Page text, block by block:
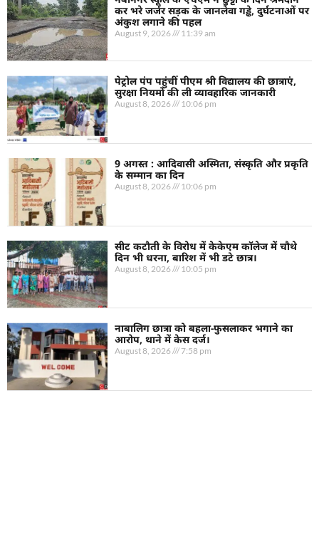
कर भरे जर्जर सड़क के जानलेवा गड्ढे, दुर्घटनाओं पर
अंकुश लगाने की पहल
August 9, 2026 11:39 am
पेट्रोल पंप पहुंचीं पीएम श्री विद्यालय की छात्राएं,
सुरक्षा नियमों की ली व्यावहारिक जानकारी
August 8, 2026 10:06 pm
9 अगस्त : आदिवासी अस्मिता, संस्कृति और प्रकृति
के सम्मान का दिन
August 8, 2026 10:06 pm
सीट कटौती के विरोध में केकेएम कॉलेज में चौथे
दिन भी धरना, बारिश में भी डटे छात्र।
August 8, 2026 10:05 pm
नाबालिग छात्रा को बहला-फुसलाकर भगाने का
आरोप, थाने में केस दर्ज।
August 8, 2026 7:58 pm